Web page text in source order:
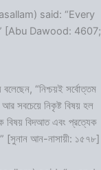
said: “Every
[Abu Dawood: 4607;
“নিশ্চয়ই সর্বোত্তম
সবচেয়ে নিকৃষ্ট বিষয় হল
বিষয় বিদআত এবং প্রত্যেক
[সুনান আন-নাসায়ী: ১৫৭৮]